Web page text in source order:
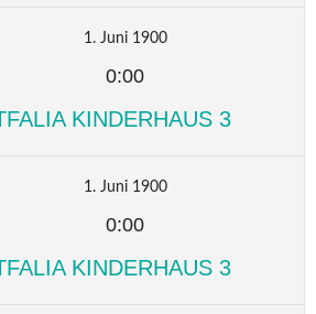
1. Juni 1900
0:00
KINDERHAUS 3
1. Juni 1900
0:00
KINDERHAUS 3